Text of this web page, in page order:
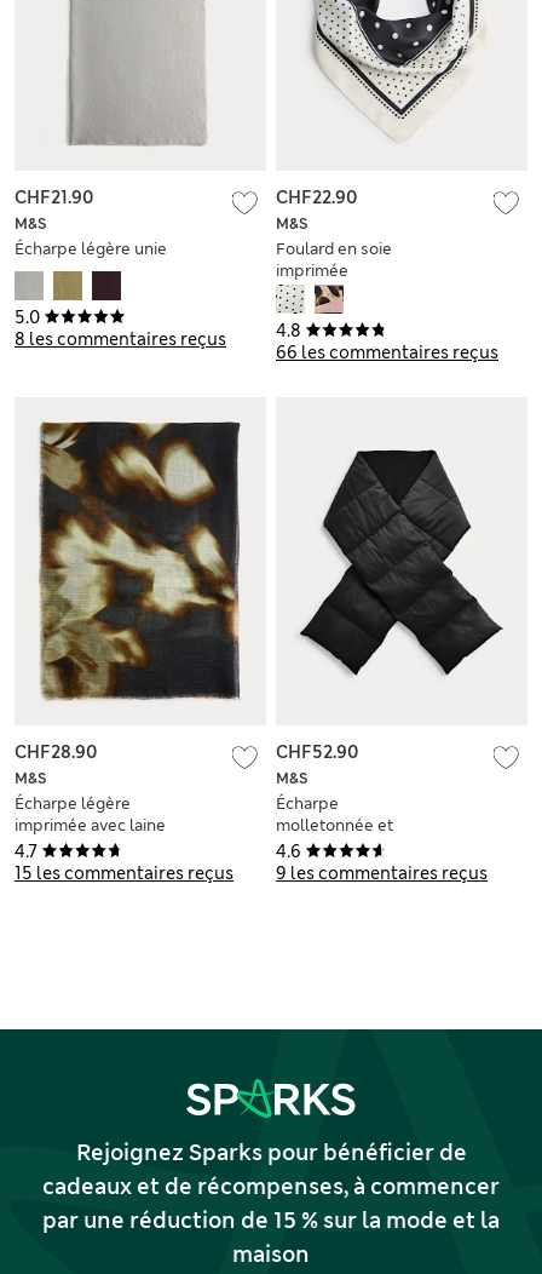
5.0
8 les commentaires reçus
M&S
Écharpe légère unie
CHF21.90
4.8
66 les commentaires reçus
M&S
Foulard en soie
imprimée
CHF22.90
4.7
15 les commentaires reçus
M&S
Écharpe légère
imprimée avec laine
CHF28.90
4.6
9 les commentaires reçus
M&S
Écharpe
molletonnée et
ouatinée
CHF52.90
Rejoignez Sparks pour bénéficier de
cadeaux et de récompenses, à commencer
par une réduction de 15 % sur la mode et la
maison